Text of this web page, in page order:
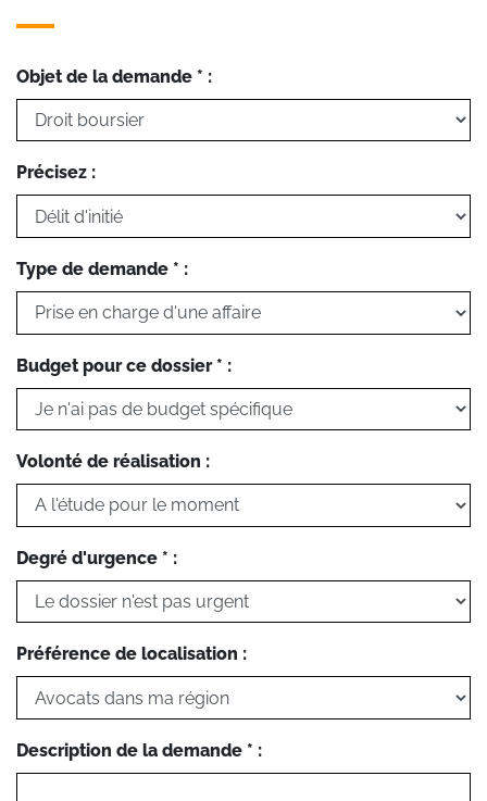
Objet de la demande * :
Précisez :
Type de demande * :
Budget pour ce dossier * :
Volonté de réalisation :
Degré d'urgence * :
Préférence de localisation :
Description de la demande * :